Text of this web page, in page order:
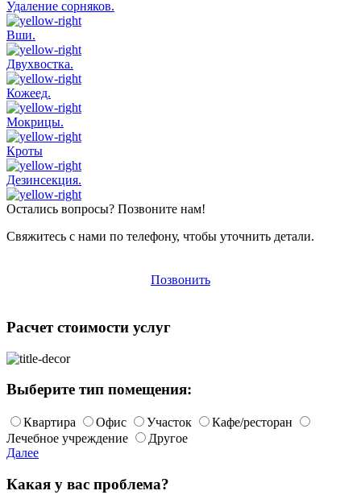
Удаление сорняков.
Вши.
Двухвостка.
Кожеед.
Мокрицы.
Кроты
Дезинсекция.
Остались вопросы? Позвоните нам!
Свяжитесь с нами по телефону, чтобы уточнить детали.
Позвонить
Расчет стоимости услуг
Выберите тип помещения:
Квартира Офис Участок
Кафе/ресторан
Лечебное учреждение
Другое
Далее
Какая у вас проблема?